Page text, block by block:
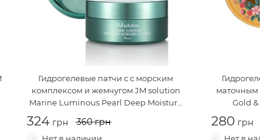
Гидрогелевые патчи с с морским
комплексом и жемчугом JM solution
Marine Luminous Pearl Deep Moisture
360
маточным
Gold &
280